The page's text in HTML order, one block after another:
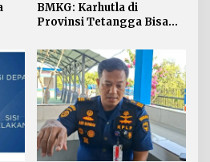
BMKG: Karhutla di
Provinsi Tetangga Bisa
Kaltara